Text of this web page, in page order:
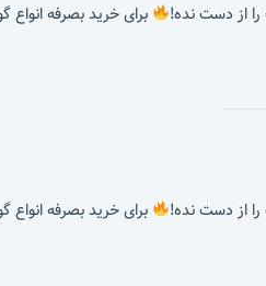
برای خرید بصرفه انواع
برای خرید بصرفه انواع